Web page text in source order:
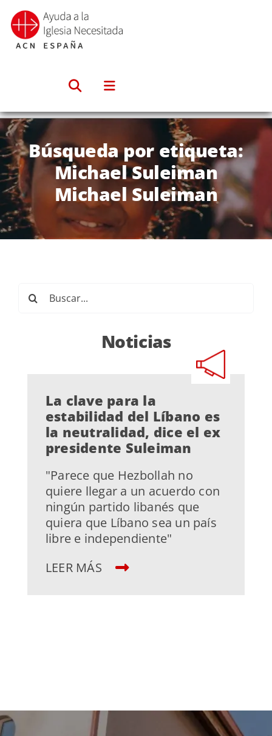
Saltar
contenido
Búsqueda por etiqueta:
Michael Suleiman
Michael Suleiman
Noticias
La clave para la
estabilidad del Líbano es
la neutralidad, dice el ex
presidente Suleiman
"Parece que Hezbollah no
quiere llegar a un acuerdo con
ningún partido libanés que
quiera que Líbano sea un país
libre e independiente"
LEER MÁS